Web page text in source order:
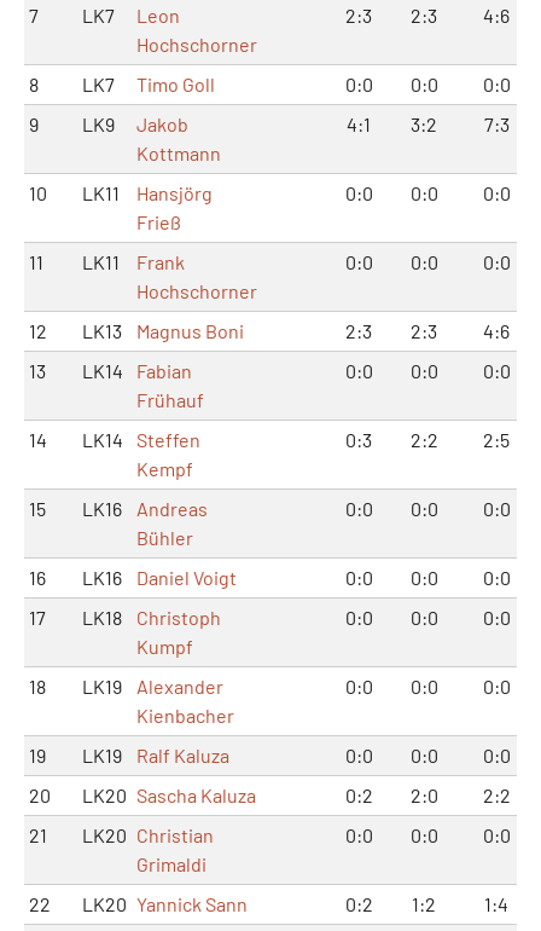
7
LK7
Leon
Hochschorner
2:3 2:3 4:6
8 LK7 Timo Goll 0:0 0:0
0:0
9
LK9
Jakob
Kottmann
4:1 3:2 7:3
10 LK11
Hansjörg
Frieß
0:0 0:0 0:0
11 LK11
Frank
Hochschorner
0:0 0:0 0:0
12 LK13 Magnus Boni 2:3 2:3
4:6
13
LK14
Fabian
Frühauf
0:0 0:0 0:0
14 LK14
Steffen
Kempf
0:3 2:2 2:5
15 LK16
Andreas
Bühler
0:0 0:0 0:0
16 LK16 Daniel Voigt 0:0 0:0
0:0
17
LK18
Christoph
Kumpf
0:0 0:0 0:0
18 LK19
Alexander
Kienbacher
0:0 0:0 0:0
19 LK19 Ralf Kaluza 0:0 0:0
0:0
20
LK20 Sascha Kaluza 0:2 2:0
2:2
21
LK20 Christian
Grimaldi
0:0 0:0 0:0
22 LK20 Yannick Sann 0:2 1:2
1:4